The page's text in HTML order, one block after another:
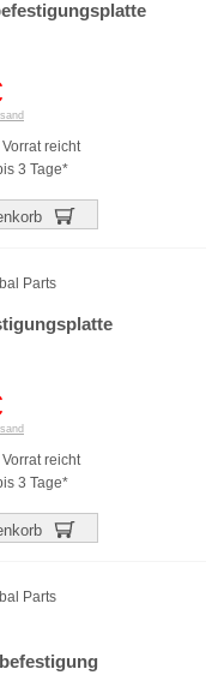
reicht
3 Tage*
Parts
reicht
3 Tage*
Parts